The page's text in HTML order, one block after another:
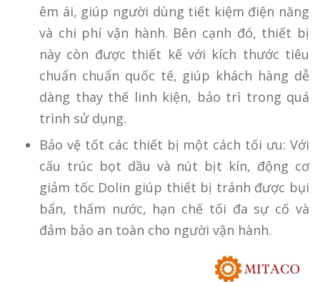
êm ái, giúp người dùng tiết kiệm điện năng
và chi phí vận hành. Bên cạnh đó, thiết bị
này còn được thiết kế với kích thước tiêu
chuẩn chuẩn quốc tế, giúp khách hàng dễ
dàng thay thế linh kiện, bảo trì trong quá
trình sử dụng.
Bảo vệ tốt các thiết bị một cách tối ưu: Với
cấu trúc bọt dầu và nút bịt kín, động cơ
giảm tốc Dolin giúp thiết bị tránh được bụi
bẩn, thấm nước, hạn chế tối đa sự cố và
đảm bảo an toàn cho người vận hành.